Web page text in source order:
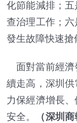
化節能減排；
查治理工作；
發生故障快速搶
面對當前經
續走高，深圳
力保經濟增長
安全。
（深圳